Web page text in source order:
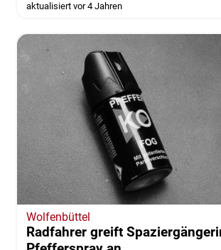
aktualisiert vor 4 Jahren
Wolfenbüttel
Radfahrer greift